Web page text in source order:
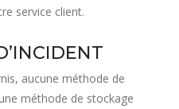
service client.
aucune méthode de
méthode de stockage